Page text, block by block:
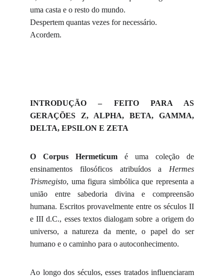
uma casta e o resto do mundo.
Despertem quantas vezes for necessário.
Acordem.
INTRODUÇÃO – FEITO PARA AS
GERAÇÕES Z, ALPHA, BETA, GAMMA,
DELTA, EPSILON E ZETA
O Corpus Hermeticum é uma coleção de
ensinamentos filosóficos atribuídos a Hermes
Trismegisto, uma figura simbólica que representa a
união entre sabedoria divina e compreensão
humana. Escritos provavelmente entre os séculos II
e III d.C., esses textos dialogam sobre a origem do
universo, a natureza da mente, o papel do ser
humano e o caminho para o autoconhecimento.
Ao longo dos séculos, esses tratados influenciaram